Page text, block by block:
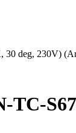
deg, 230V)